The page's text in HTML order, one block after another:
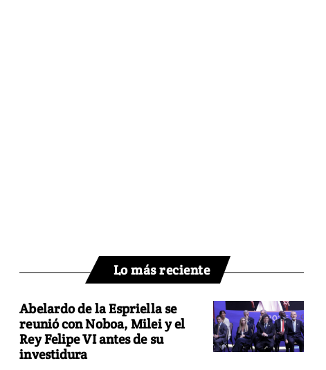
Lo más reciente
Abelardo de la Espriella se
reunió con Noboa, Milei y el
Rey Felipe VI antes de su
investidura